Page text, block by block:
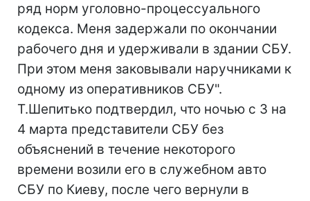
ряд норм уголовно-процессуального
кодекса. Меня задержали по окончании
рабочего дня и удерживали в здании СБУ.
При этом меня заковывали наручниками к
одному из оперативников СБУ".
Т.Шепитько подтвердил, что ночью с 3 на
4 марта представители СБУ без
объяснений в течение некоторого
времени возили его в служебном авто
СБУ по Киеву, после чего вернули в